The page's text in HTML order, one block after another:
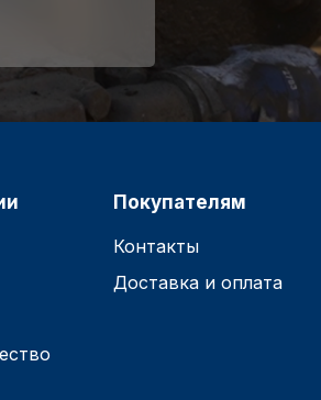
Покупателям
Контакты
Доставка и оплата